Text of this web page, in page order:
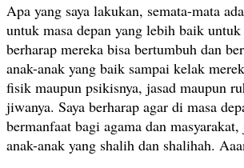
Apa yang saya lakukan, semata-mata
untuk masa depan yang lebih baik untuk
berharap mereka bisa bertumbuh dan
anak-anak yang baik sampai kelak
fisik maupun psikisnya, jasad maupun
jiwanya. Saya berharap agar di masa
bermanfaat bagi agama dan
anak-anak yang shalih dan shalihah.